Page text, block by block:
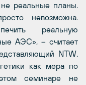
реальные планы.
невозможна.
реальную
АЭС», – считает
NTW.
как мера по
семинаре не